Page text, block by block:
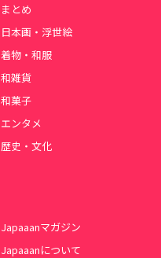
まとめ
日本画・浮世絵
着物・和服
和雑貨
和菓子
エンタメ
歴史・文化
Japaaanマガジン
Japaaanについて